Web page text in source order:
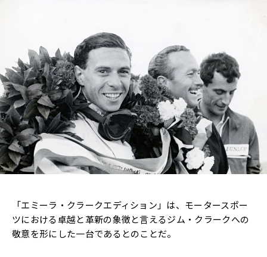
「エミーラ・クラークエディション」は、モータースポー
ツにおける卓越と革新の象徴と言えるジム・クラークへの
敬意を形にした一台であるとのことだ。